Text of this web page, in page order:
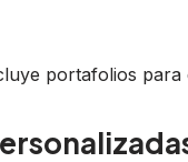
portafolios para